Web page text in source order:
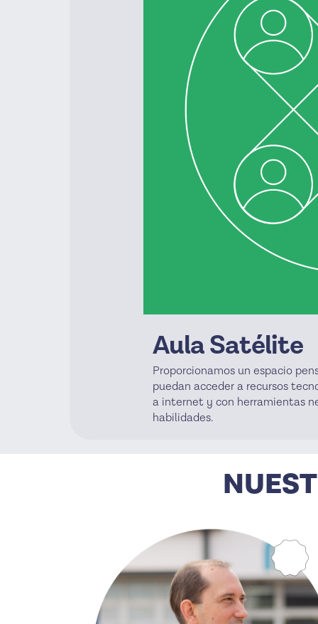
Aula Satélite
Proporcionamos un espacio
puedan acceder a recursos
a internet y con herramientas
habilidades.